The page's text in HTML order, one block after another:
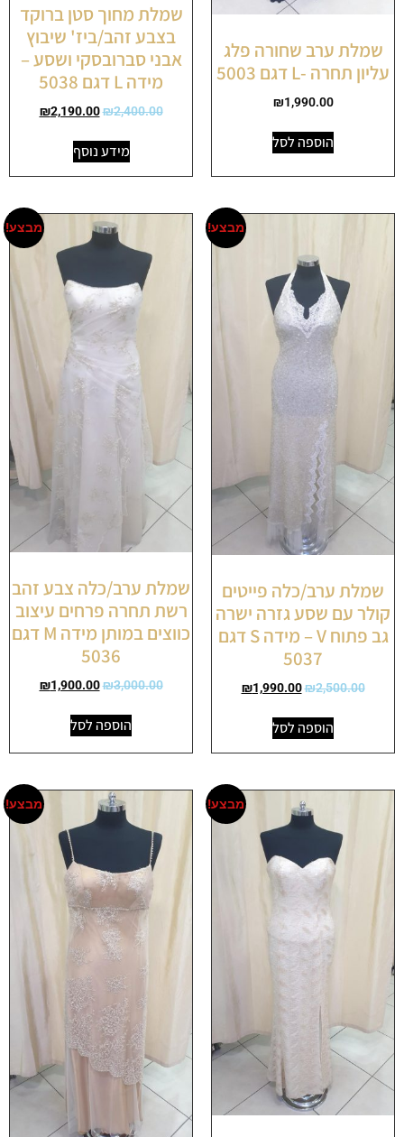
שמלת ערב שחורה פלג
עליון תחרה -L דגם 5003
₪1,990.00
הוספה לסל
שמלת מחוך סטן ברוקד
בצבע זהב/ביז' שיבוץ
אבני סברובסקי ושסע –
מידה L דגם 5038
₪2,400.00
₪2,190.00
מידע נוסף
מבצע!
שמלת ערב/כלה פייטים
קולר עם שסע גזרה ישרה
גב פתוח V – מידה S דגם
5037
₪2,500.00
₪1,990.00
הוספה לסל
מבצע!
שמלת ערב/כלה צבע זהב
רשת תחרה פרחים עיצוב
כווצים במותן מידה M דגם
5036
₪3,000.00
₪1,900.00
הוספה לסל
מבצע! מבצע!